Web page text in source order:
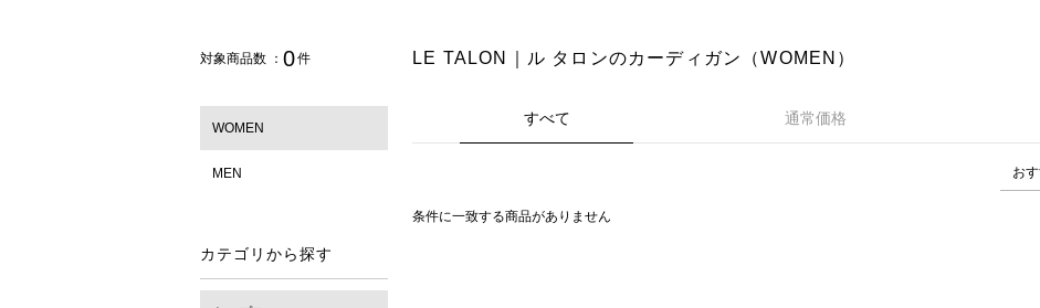
対象商品数 ： 0件
WOMEN
MEN
カテゴリから探す
LE TALON｜ル タロンのカーディガン（WOMEN）
すべて 通常価格
条件に一致する商品がありません